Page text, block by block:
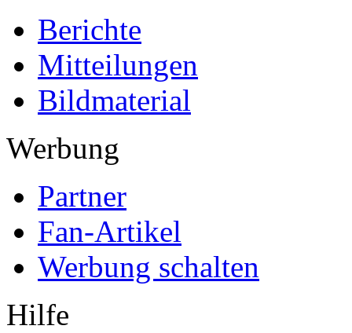
Berichte
Mitteilungen
Bildmaterial
Werbung
Partner
Fan-Artikel
Werbung schalten
Hilfe